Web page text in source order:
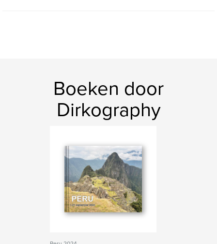
Boeken door
Dirkography